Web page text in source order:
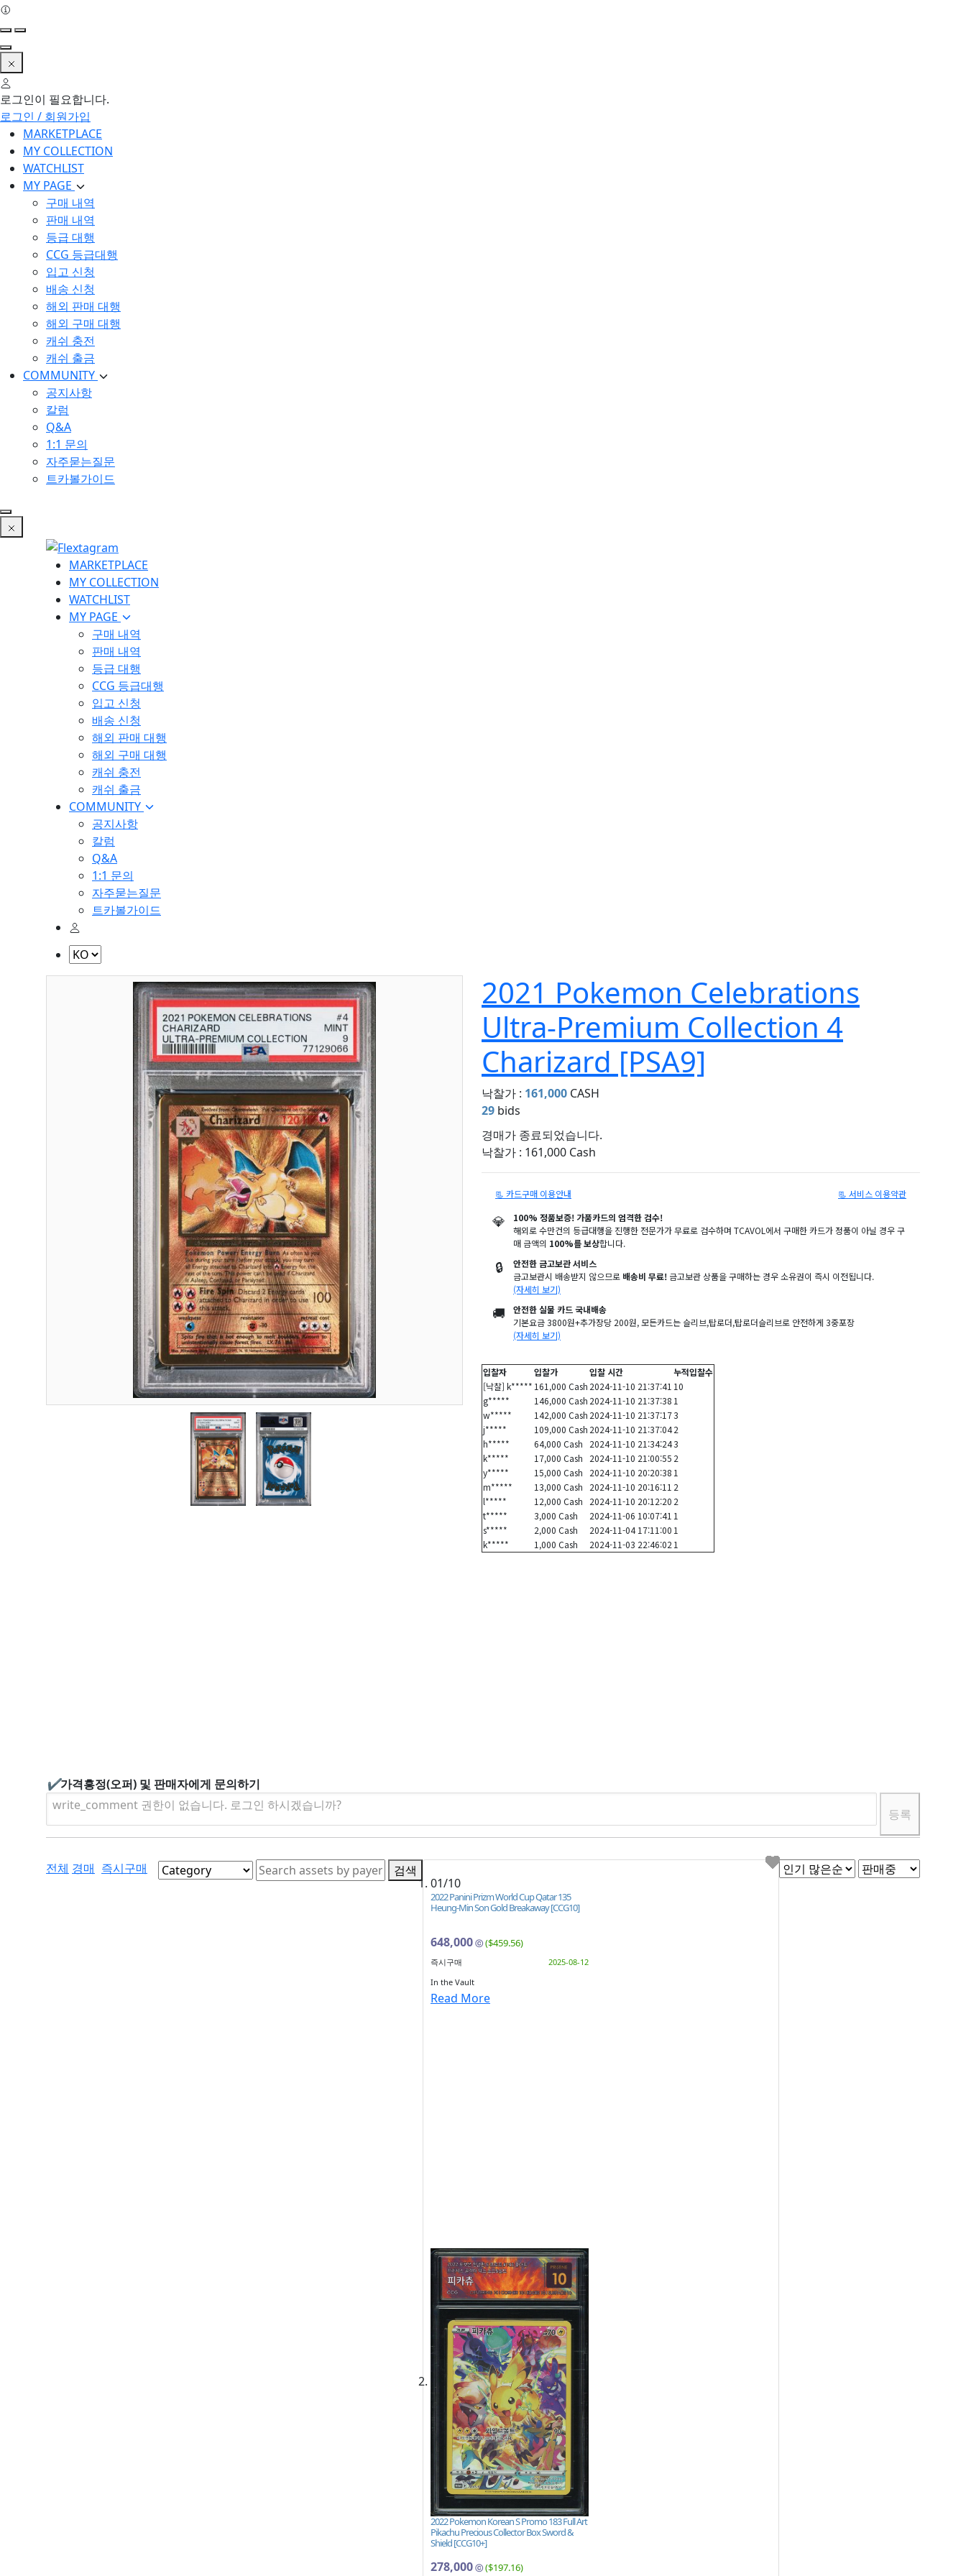
로그인이 필요합니다.
로그인 / 회원가입
MARKETPLACE
MY COLLECTION
WATCHLIST
MY PAGE
구매 내역
판매 내역
등급 대행
CCG 등급대행
입고 신청
배송 신청
해외 판매 대행
해외 구매 대행
캐쉬 충전
캐쉬 출금
COMMUNITY
공지사항
칼럼
Q&A
1:1 문의
자주묻는질문
트카볼가이드
MARKETPLACE
MY COLLECTION
WATCHLIST
MY PAGE
구매 내역
판매 내역
등급 대행
CCG 등급대행
입고 신청
배송 신청
해외 판매 대행
해외 구매 대행
캐쉬 충전
캐쉬 출금
COMMUNITY
공지사항
칼럼
Q&A
1:1 문의
자주묻는질문
트카볼가이드
2021 Pokemon Celebrations
Ultra-Premium Collection 4
Charizard [PSA9]
낙찰가 : 161,000 CASH
29 bids
경매가 종료되었습니다.
낙찰가 : 161,000 Cash
📃 카드구매 이용안내 📃 서비스 이용약관
💎
100% 정품보증! 가품카드의 엄격한 검수!
해외로 수만건의 등급대행을 진행한 전문가가 무료로 검수하며 TCAVOL에서 구매한 카드가 정품이 아닐 경우 구
매 금액의 100%를 보상합니다.
🔒
안전한 금고보관 서비스
금고보관시 배송받지 않으므로 배송비 무료! 금고보관 상품을 구매하는 경우 소유권이 즉시 이전됩니다.
(자세히 보기)
🚚
안전한 실물 카드 국내배송
기본요금 3800원+추가장당 200원, 모든카드는 슬리브,탑로더,탑로더슬리브로 안전하게 3중포장
(자세히 보기)
입찰자 입찰가 입찰 시간
누적입찰수
[낙찰] k***** 161,000 Cash 2024-11-10 21:37:41 10
g*****
146,000 Cash 2024-11-10 21:37:38 1
w*****
142,000 Cash 2024-11-10 21:37:173
j*****
109,000 Cash 2024-11-10 21:37:042
h*****
64,000 Cash 2024-11-10 21:34:243
k*****
17,000 Cash 2024-11-10 21:00:55 2
y*****
15,000 Cash 2024-11-10 20:20:38 1
m*****
13,000 Cash 2024-11-10 20:16:11 2
l*****
12,000 Cash 2024-11-10 20:12:20 2
t*****
3,000 Cash 2024-11-06 10:07:41 1
s*****
2,000 Cash 2024-11-04 17:11:00 1
k*****
1,000 Cash 2024-11-03 22:46:02 1
✔가격흥정(오퍼) 및 판매자에게 문의하기
write_comment 권한이 없습니다. 로그인 하시겠습니까?
전체 경매 즉시구매
검색
01/10
2022 Panini Prizm World Cup Qatar 135
Heung-Min Son Gold Breakaway [CCG10]
648,000 ⓒ ($459.56)
즉시구매
2025-08-12
In the Vault
Read More
2022 Pokemon Korean S Promo 183 Full Art
Pikachu Precious Collector Box Sword &
Shield [CCG10+]
278,000 ⓒ ($197.16)